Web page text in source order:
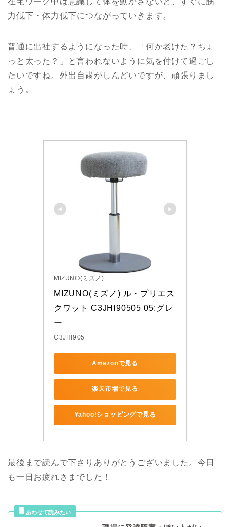
力低下・体力低下につながっていきます。
普通に出社するようになった時、「何か老けた？ちょ
っと太った？」と言われないように気を付けて過ごし
たいですね。外出自粛がしんどいですが、頑張りまし
ょう。
MIZUNO(ミズノ)
MIZUNO(ミズノ) ル・プリエス
クワット C3JHI90505 05:グレ
ー
C3JHI905
Amazonで見る
楽天市場で見る
Yahoo!ショッピングで見る
最後まで読んで下さりありがとうございました。今日
も一日お疲れさまでした！